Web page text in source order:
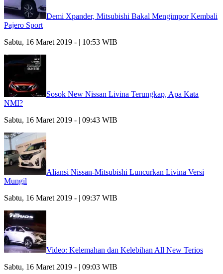
Demi Xpander, Mitsubishi Bakal Mengimpor Kembali
Pajero Sport
Sabtu, 16 Maret 2019 - | 10:53 WIB
Sosok New Nissan Livina Terungkap, Apa Kata
NMI?
Sabtu, 16 Maret 2019 - | 09:43 WIB
Aliansi Nissan-Mitsubishi Luncurkan Livina Versi
Mungil
Sabtu, 16 Maret 2019 - | 09:37 WIB
Video: Kelemahan dan Kelebihan All New Terios
Sabtu, 16 Maret 2019 - | 09:03 WIB